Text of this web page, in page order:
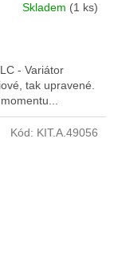
Skladem (1 ks)
- Variátor
tak upravené.
Kód: KIT.A.49056